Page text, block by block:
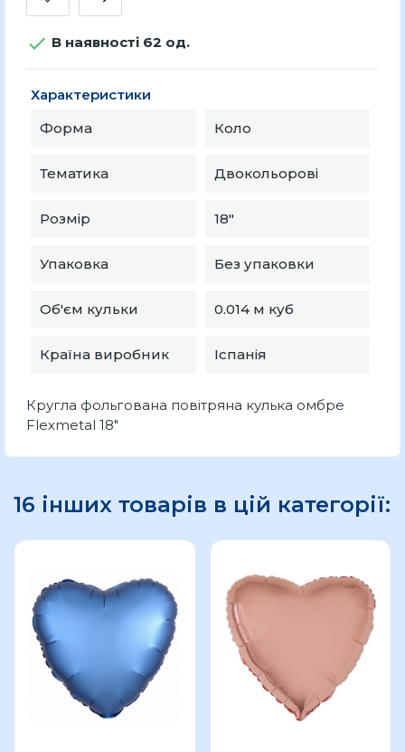
 В наявності 62 од.
Характеристики
Форма
Коло
Тематика Двокольорові
Розмір 18″
Упаковка Без упаковки
Об'єм кульки 0.014 м куб
Країна виробник Іспанія
Кругла фольгована повітряна кулька омбре
Flexmetal 18"
16 інших товарів в цій категорії: